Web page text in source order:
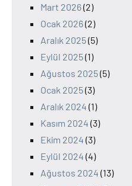
Mart 2026(2)
Ocak 2026(2)
Aralık 2025(5)
Eylül 2025(1)
Ağustos 2025(5)
Ocak 2025(3)
Aralık 2024 (1)
Kasım 2024 (3)
Ekim 2024 (3)
Eylül 2024 (4)
Ağustos 2024 (13)